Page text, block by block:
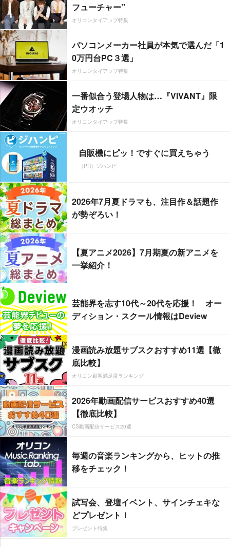
フューチャー”
オリコンタイアップ特集
パソコンメーカー社員が本気で選んだ「1
0万円台PC３選」
オリコンタイアップ特集
一番似合う登場人物は…『VIVANT』限
定ウオッチ
オリコンタイアップ特集
自販機にピッ！ですぐに買えちゃう
（PR）ジハンピ
2026年7月夏ドラマも、注目作＆話題作
が勢ぞろい！
【夏アニメ2026】7月期夏の新アニメを
一挙紹介！
芸能界を志す10代～20代を応援！ オー
ディション・スクール情報はDeview
漫画読み放題サブスクおすすめ11選【徹
底比較】
オリコン顧客満足度ランキング
2026年動画配信サービスおすすめ40選
【徹底比較】
CS動画配信サービス20選
毎週の音楽ランキングから、ヒットの推
移をチェック！
試写会、登壇イベント、サインチェキな
どプレゼント！
プレゼント特集